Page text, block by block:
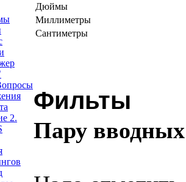
2.
Дюймы
Миллиметры
Сантиметры
Фильты
Пару